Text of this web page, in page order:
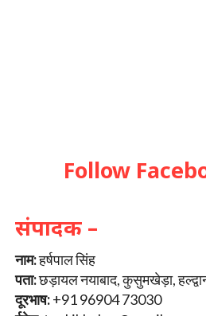
Follow
संपादक –
नाम:हर्षपाल सिंह
पता:छड़ायल नयाबाद, कुसुमखेड़ा,
दूरभाष:+91 96904 73030